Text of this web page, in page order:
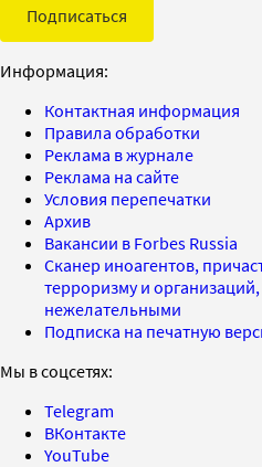
Подписаться
Информация:
Контактная информация
Правила обработки
Реклама в журнале
Реклама на сайте
Условия перепечатки
Архив
Вакансии в Forbes Russia
Сканер иноагентов,
терроризму и
нежелательными
Подписка на печатную
Мы в соцсетях:
Telegram
ВКонтакте
YouTube